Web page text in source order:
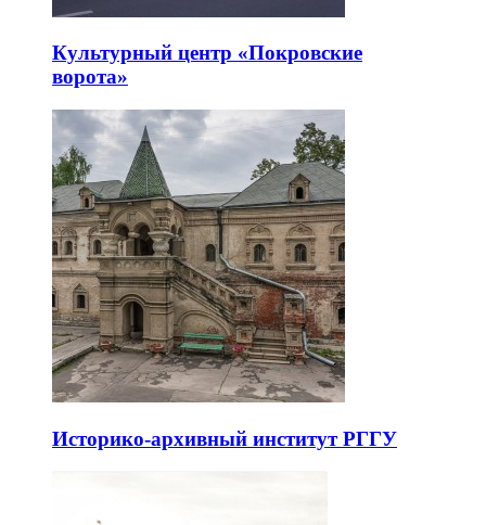
Культурный центр «Покровские
ворота»
Историко-архивный институт РГГУ